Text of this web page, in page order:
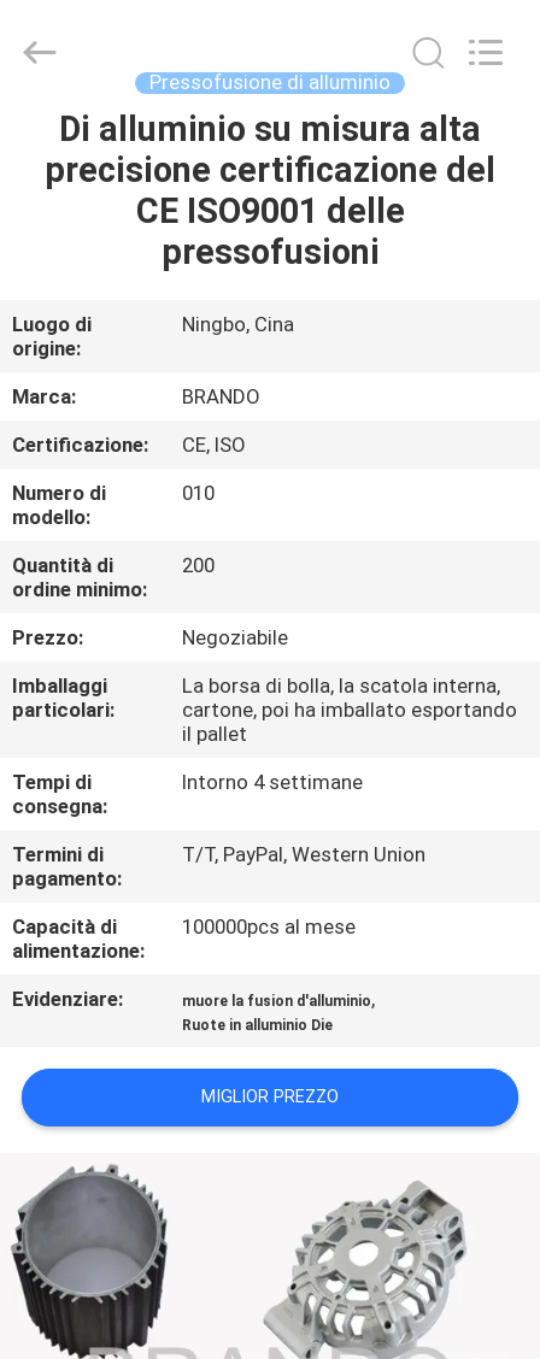
CASA.
PRODOTTI
DI
NOI
VISITA
ALLA
FABBRICA
CONTROLLO
DELLA
QUALITÀ
CONTATTACI
PREVENTIVO
COMPANY
NEWS
MAPPA
DEL
POLITICA
SULLA
PRIVACY
Hardware
Pressofusione di alluminio
Di alluminio su misura alta
precisione certificazione del
CE ISO9001 delle
pressofusioni
Luogo di
origine:
Ningbo, Cina
Marca:
BRANDO
Certificazione:
CE, ISO
Numero di
modello:
010
Quantità di
ordine minimo:
200
Prezzo:
Negoziabile
Imballaggi
particolari:
La borsa di bolla, la scatola interna,
cartone, poi ha imballato esportando
il pallet
Tempi di
consegna:
Intorno 4 settimane
Termini di
pagamento:
T/T, PayPal, Western Union
Capacità di
alimentazione:
100000pcs al mese
Evidenziare: muore la fusion d'alluminio,
Ruote in alluminio Die
MIGLIOR PREZZO